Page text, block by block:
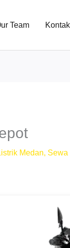
Team Kontak
Medan, Sewa